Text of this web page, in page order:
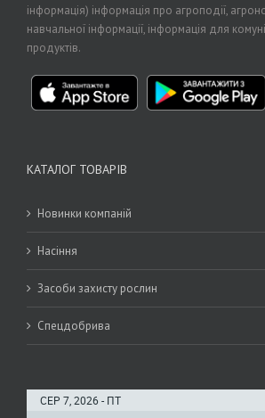
інформація) інформація про агроподії,
навчальної інформації, інформація для
продуктів.
КАТАЛОГ ТОВАРІВ
Новинки компаній
Насіння
Засоби захисту рослин
Спецдобрива
СЕР 7, 2026 - ПТ